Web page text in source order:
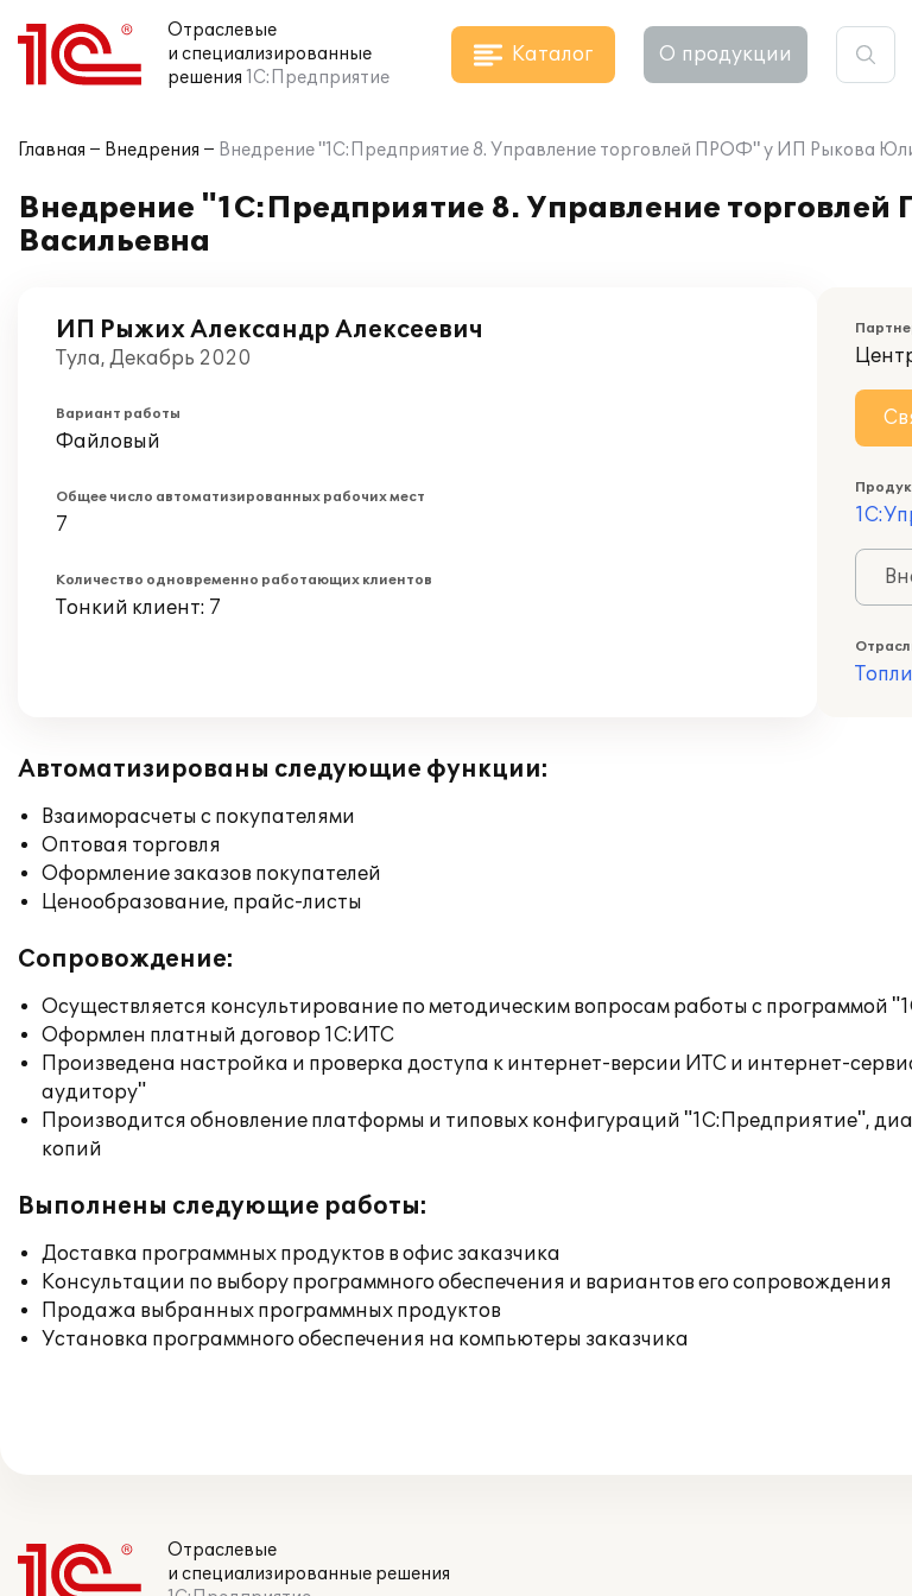
Отраслевые
и специализированные
решения 1С:Предприятие
Каталог О продукции
Главная Внедрения Внедрение "1С:Предприятие 8. Управление торговлей ПРОФ" у ИП Рыкова
Внедрение "1С:Предприятие 8. Управление
Васильевна
ИП Рыжих Александр Алексеевич
Тула, Декабрь 2020
Вариант работы
Файловый
Общее число автоматизированных рабочих мест
7
Количество одновременно работающих клиентов
Тонкий клиент: 7
Автоматизированы следующие функции:
Взаиморасчеты с покупателями
Оптовая торговля
Оформление заказов покупателей
Ценообразование, прайс-листы
Сопровождение:
Осуществляется консультирование по методическим вопросам работы с программой
Оформлен платный договор 1С:ИТС
Произведена настройка и проверка доступа к интернет-версии ИТС и интернет-
аудитору"
Производится обновление платформы и типовых конфигураций "1С:Предприятие",
копий
Выполнены следующие работы:
Доставка программных продуктов в офис заказчика
Консультации по выбору программного обеспечения и вариантов его сопровождения
Продажа выбранных программных продуктов
Установка программного обеспечения на компьютеры заказчика
Отраслевые
и специализированные решения